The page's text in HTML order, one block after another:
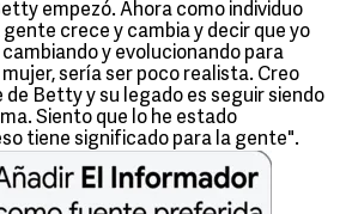
empezó. Ahora como individuo
crece y cambia y decir que yo
y evolucionando para
sería ser poco realista. Creo
de Betty y su legado es seguir siendo
Siento que lo he estado
tiene significado para la gente".